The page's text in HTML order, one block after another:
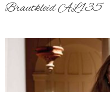
Brautkleid AL135